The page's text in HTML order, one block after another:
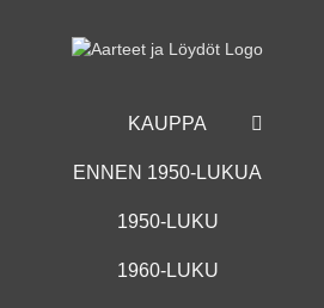
KAUPPA
ENNEN 1950-LUKUA
1950-LUKU
1960-LUKU